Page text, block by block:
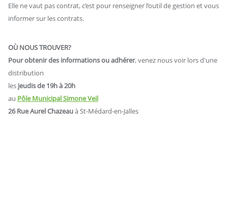
Elle ne vaut pas contrat, c’est pour renseigner l’outil de gestion et vous
informer sur les contrats.
OÙ NOUS TROUVER?
Pour obtenir des informations ouadhérer, venez nous voir lors d'une
distribution
les jeudis de 19h à 20h
au Pôle Municipal Simone Veil
26 Rue Aurel Chazeauà St-Médard-en-Jalles